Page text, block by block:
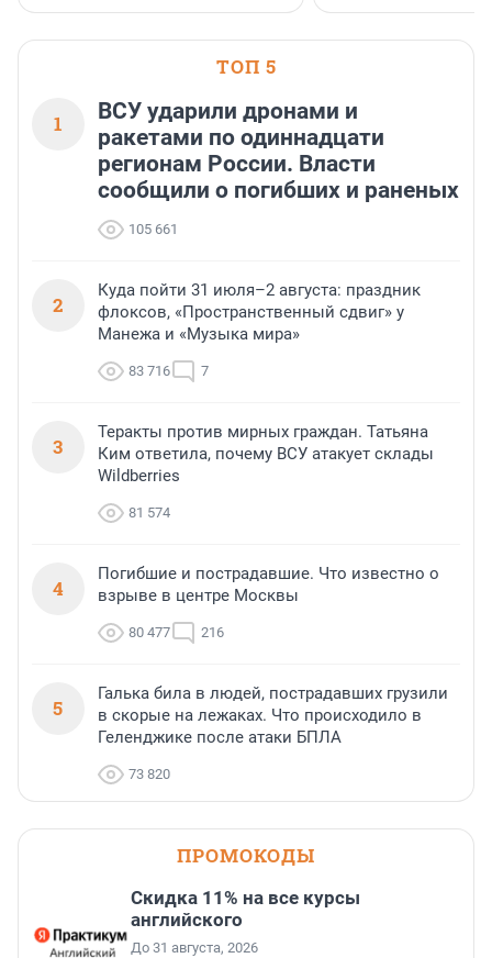
ТОП 5
1
ВСУ ударили дронами и
ракетами по одиннадцати
регионам России. Власти
сообщили о погибших и раненых
105 661
2
Куда пойти 31 июля–2 августа: праздник
флоксов, «Пространственный сдвиг» у
Манежа и «Музыка мира»
83 716 7
3
Теракты против мирных граждан. Татьяна
Ким ответила, почему ВСУ атакует склады
Wildberries
81 574
4
Погибшие и пострадавшие. Что известно о
взрыве в центре Москвы
80 477 216
5
Галька била в людей, пострадавших грузили
в скорые на лежаках. Что происходило в
Геленджике после атаки БПЛА
73 820
ПРОМОКОДЫ
Скидка 11% на все курсы
английского
До 31 августа, 2026